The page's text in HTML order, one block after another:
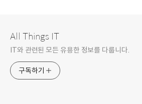
All Things IT
IT와 관련된 모든 유용한 정보를 다룹니다.
구독하기